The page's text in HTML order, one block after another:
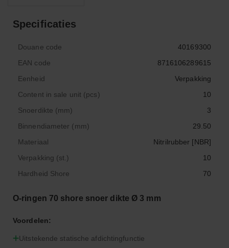
Specificaties
Douane code
40169300
EAN code
8716106289615
Eenheid
Verpakking
Content in sale unit (pcs)
10
Snoerdikte (mm)
3
Binnendiameter (mm)
29.50
Materiaal
Nitrilrubber [NBR]
Verpakking (st.)
10
Hardheid Shore
70
O-ringen 70 shore snoer dikte Ø 3 mm
Voordelen:
Uitstekende statische afdichtingfunctie